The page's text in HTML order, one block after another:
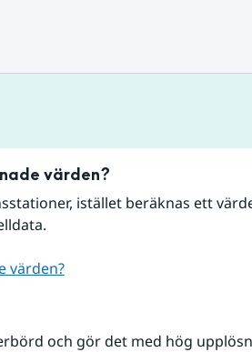
värden?
istället beräknas ett
värden?
och gör det med hög